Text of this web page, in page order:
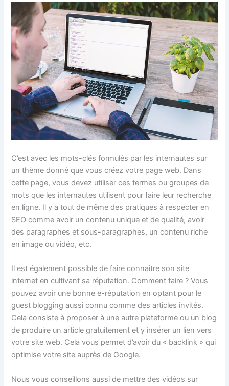
C’est avec les mots-clés formulés par les internautes sur
un thème donné que vous créez votre page web. Dans
cette page, vous devez utiliser ces termes ou groupes de
mots que les internautes utilisent pour faire leur recherche
en ligne. Il y a tout de même des pratiques à respecter en
SEO comme avoir un contenu unique et de qualité, avoir
des paragraphes et sous-paragraphes, un contenu riche
en image ou vidéo, etc.
Il est également possible de faire connaitre son site
internet en cultivant sa réputation. Comment faire ? Vous
pouvez avoir une bonne e-réputation en optant pour le
guest blogging aussi connu comme des articles invités.
Cela consiste à proposer à une autre plateforme ou un blog
de produire un article gratuitement et y insérer un lien vers
votre site web. Cela vous permet d’avoir du « backlink » qui
optimise votre site auprès de Google.
Nous vous conseillons aussi de mettre des vidéos sur